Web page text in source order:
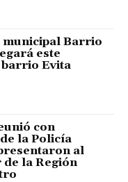
Barrio
este
Evita
con
la Policía
al
la Región